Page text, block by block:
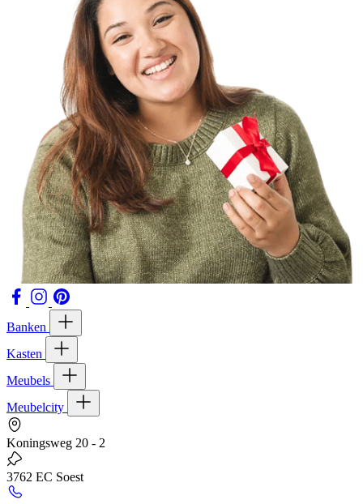
Banken
Kasten
Meubels
Meubelcity
Koningsweg 20 - 2
3762 EC Soest